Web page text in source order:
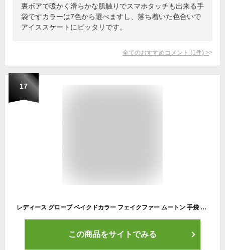
裏ボアで暖かく滑らかな肌触りでスマホタッチも出来る手
袋ですカラーは7色から選べますし、落ち着いた色合いで
アイススケートにピッタリです。
全てのおすすめコメント (1 件) >
17
レディース グローブ ベイクドカラー フェイクファー ムートン 手袋 防寒 オシャレ スマホ対応 4color ゆうパケット1点まで[M便 1/1] GR0
この商品をサイトでみる